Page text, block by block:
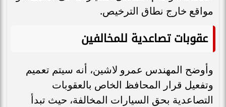
مواقع خارج نطاق الترخيص.
عقوبات تصاعدية للمخالفين
وأوضح المهندس عمرو لاشين، أنه سيتم تعميم
وتفعيل قرار المحافظ الخاص بالعقوبات
التصاعدية بحق السيارات المخالفة، حيث تبدأ